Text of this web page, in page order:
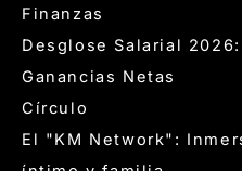
Finanzas
Desglose Salarial
Ganancias Netas
Círculo
El "KM Network":